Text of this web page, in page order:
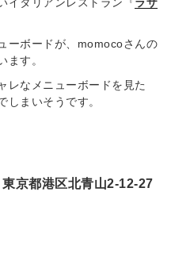
ーボードが、momocoさんの
ます。
レなメニューボードを見た
しまいそうです。
京都港区北青山2-12-27